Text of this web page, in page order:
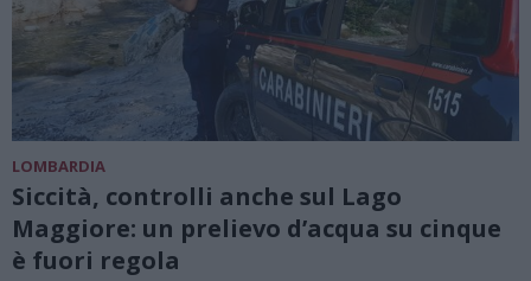
LOMBARDIA
Siccità, controlli anche sul Lago
Maggiore: un prelievo d’acqua su cinque
è fuori regola